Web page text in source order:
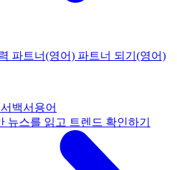
파트너(영어) 파트너 되기(영어)
백서 용어
뉴스를 읽고 트렌드 확인하기